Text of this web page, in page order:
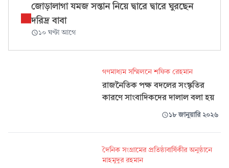
জোড়ালাগা যমজ সন্তান নিয়ে দ্বারে দ্বারে ঘুরছেন
দরিদ্র বাবা
১০ ঘণ্টা আগে
গণমাধ্যম সম্মিলনে শফিক রেহমান
রাজনৈতিক পক্ষ বদলের সংস্কৃতির
কারণে সাংবাদিকদের দালাল বলা হয়
১৮ জানুয়ারি ২০২৬
দৈনিক সংগ্রামের প্রতিষ্ঠাবার্ষিকীর অনুষ্ঠানে
মাহমুদুর রহমান